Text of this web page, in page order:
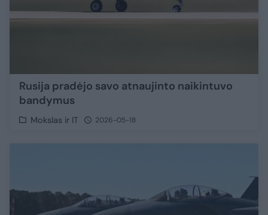
Rusija pradėjo savo atnaujinto naikintuvo
bandymus
Mokslas ir IT 2026-05-18